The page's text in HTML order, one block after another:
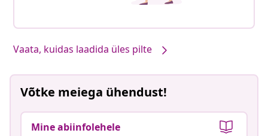
Vaata, kuidas laadida üles pilte
Võtke meiega ühendust!
Mine abiinfolehele